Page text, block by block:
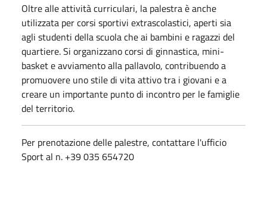
Oltre alle attività curriculari, la palestra è anche
utilizzata per corsi sportivi extrascolastici, aperti sia
agli studenti della scuola che ai bambini e ragazzi del
quartiere. Si organizzano corsi di ginnastica, mini-
basket e avviamento alla pallavolo, contribuendo a
promuovere uno stile di vita attivo tra i giovani e a
creare un importante punto di incontro per le famiglie
del territorio.
Per prenotazione delle palestre, contattare l'ufficio
Sport al n. +39 035 654720